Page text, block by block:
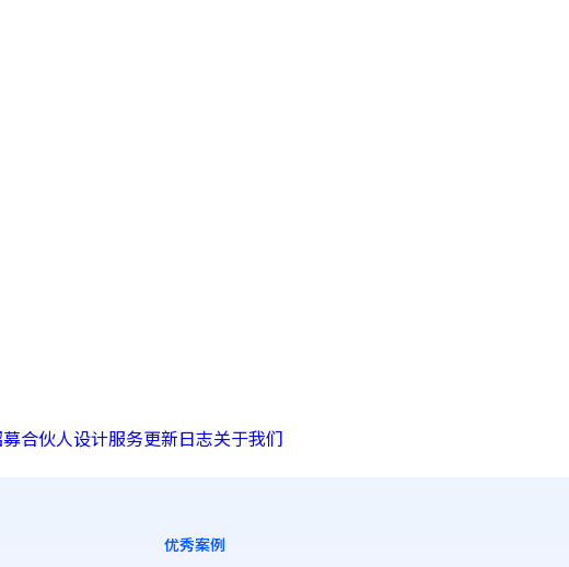
合伙人设计服务更新日志关于我们
优秀案例